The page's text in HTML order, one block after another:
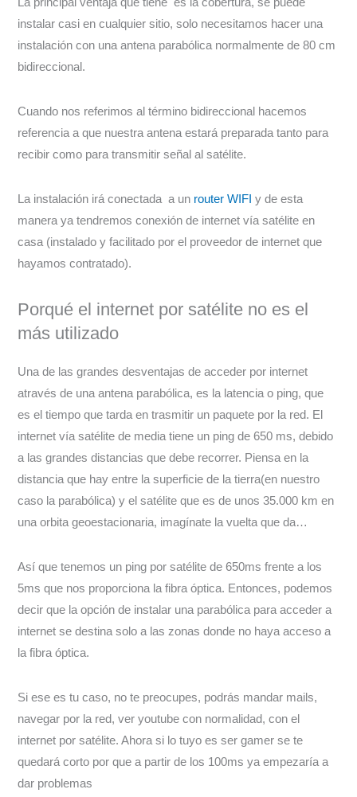
instalar casi en cualquier sitio, solo necesitamos hacer una
instalación con una antena parabólica normalmente de 80 cm
bidireccional.
Cuando nos referimos al término bidireccional hacemos
referencia a que nuestra antena estará preparada tanto para
recibir como para transmitir señal al satélite.
La instalación irá conectada a un router WIFIy de esta
manera ya tendremos conexión de internet vía satélite en
casa (instalado y facilitado por el proveedor de internet que
hayamos contratado).
Porqué el internet por satélite no es el
más utilizado
Una de las grandes desventajas de acceder por internet
através de una antena parabólica, es la latencia o ping, que
es el tiempo que tarda en trasmitir un paquete por la red. El
internet vía satélite de media tiene un ping de 650 ms, debido
a las grandes distancias que debe recorrer. Piensa en la
distancia que hay entre la superficie de la tierra(en nuestro
caso la parabólica) y el satélite que es de unos 35.000 km en
una orbita geoestacionaria, imagínate la vuelta que da…
Así que tenemos un ping por satélite de 650ms frente a los
5ms que nos proporciona la fibra óptica. Entonces, podemos
decir que la opción de instalar una parabólica para acceder a
internet se destina solo a las zonas donde no haya acceso a
la fibra óptica.
Si ese es tu caso, no te preocupes, podrás mandar mails,
navegar por la red, ver youtube con normalidad, con el
internet por satélite. Ahora si lo tuyo es ser gamer se te
quedará corto por que a partir de los 100ms ya empezaría a
dar problemas